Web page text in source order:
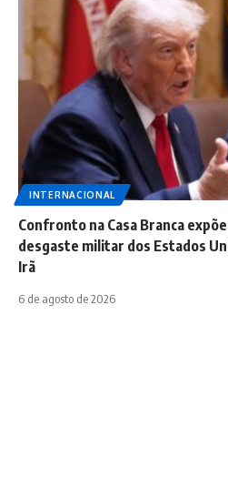
INTERNACIONAL
Confronto na Casa Branca
desgaste militar dos Estados
Irã
6 de agosto de 2026